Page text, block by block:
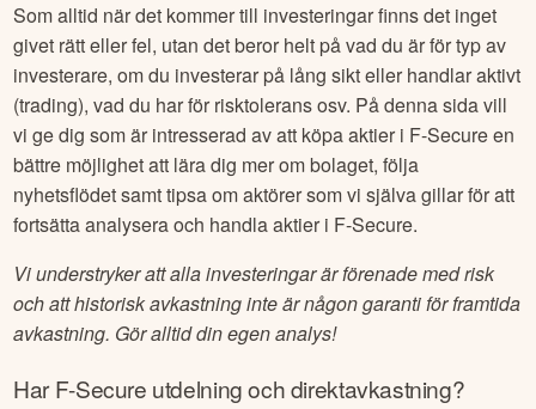
Som alltid när det kommer till investeringar finns det inget
givet rätt eller fel, utan det beror helt på vad du är för typ av
investerare, om du investerar på lång sikt eller handlar aktivt
(trading), vad du har för risktolerans osv. På denna sida vill
vi ge dig som är intresserad av att köpa aktier i F-Secureen
bättre möjlighet att lära dig mer om bolaget, följa
nyhetsflödet samt tipsa om aktörer som vi själva gillar för att
fortsätta analysera och handla aktier i F-Secure.
Vi understryker att alla investeringar är förenade med risk
och att historisk avkastning inte är någon garanti för framtida
avkastning. Gör alltid din egen analys!
HarF-Secure utdelning och direktavkastning?